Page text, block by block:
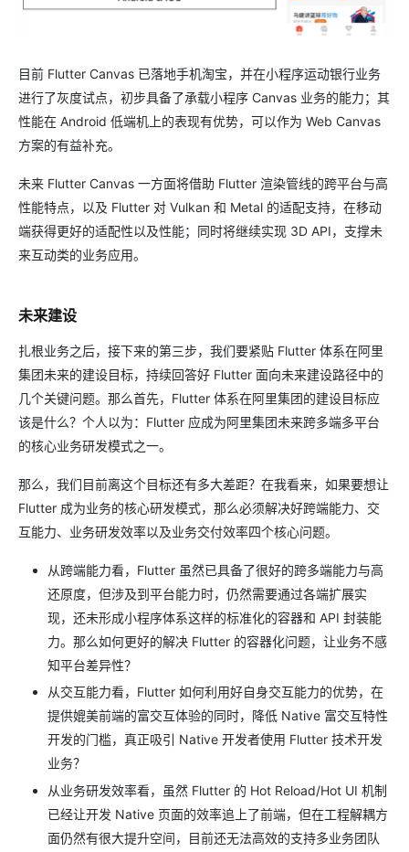
目前 Flutter Canvas 已落地手机淘宝，并在小程序运动银行业务
进行了灰度试点，初步具备了承载小程序 Canvas 业务的能力；其
性能在 Android 低端机上的表现有优势，可以作为 Web Canvas
方案的有益补充。
未来 Flutter Canvas 一方面将借助 Flutter 渲染管线的跨平台与高
性能特点，以及 Flutter 对 Vulkan 和 Metal 的适配支持，在移动
端获得更好的适配性以及性能；同时将继续实现 3D API，支撑未
来互动类的业务应用。
未来建设
扎根业务之后，接下来的第三步，我们要紧贴 Flutter 体系在阿里
集团未来的建设目标，持续回答好 Flutter 面向未来建设路径中的
几个关键问题。那么首先，Flutter 体系在阿里集团的建设目标应
该是什么？个人以为：Flutter 应成为阿里集团未来跨多端多平台
的核心业务研发模式之一。
那么，我们目前离这个目标还有多大差距？在我看来，如果要想让
Flutter 成为业务的核心研发模式，那么必须解决好跨端能力、交
互能力、业务研发效率以及业务交付效率四个核心问题。
从跨端能力看，Flutter 虽然已具备了很好的跨多端能力与高
还原度，但涉及到平台能力时，仍然需要通过各端扩展实
现，还未形成小程序体系这样的标准化的容器和 API 封装能
力。那么如何更好的解决 Flutter 的容器化问题，让业务不感
知平台差异性？
从交互能力看，Flutter 如何利用好自身交互能力的优势，在
提供媲美前端的富交互体验的同时，降低 Native 富交互特性
开发的门槛，真正吸引 Native 开发者使用 Flutter 技术开发
业务？
从业务研发效率看，虽然 Flutter 的 Hot Reload/Hot UI 机制
已经让开发 Native 页面的效率追上了前端，但在工程解耦方
面仍然有很大提升空间，目前还无法高效的支持多业务团队